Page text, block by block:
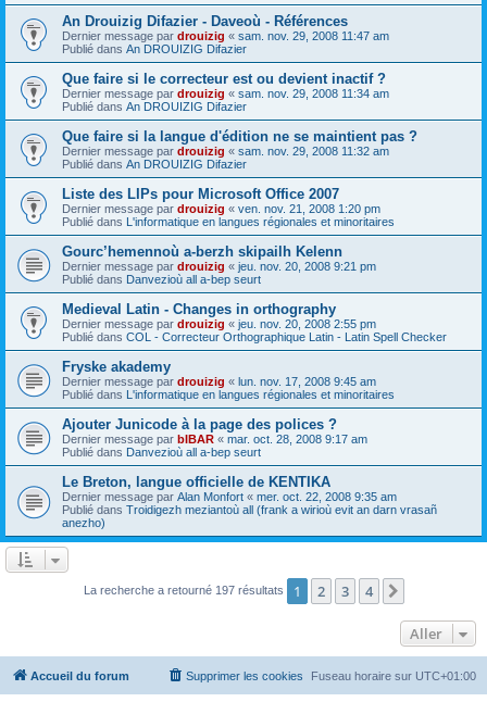
An Drouizig Difazier - Daveoù - Références
Dernier message par drouizig « sam. nov. 29, 2008 11:47 am
Publié dans An DROUIZIG Difazier
Que faire si le correcteur est ou devient inactif ?
Dernier message par drouizig « sam. nov. 29, 2008 11:34 am
Publié dans An DROUIZIG Difazier
Que faire si la langue d'édition ne se maintient pas ?
Dernier message par drouizig « sam. nov. 29, 2008 11:32 am
Publié dans An DROUIZIG Difazier
Liste des LIPs pour Microsoft Office 2007
Dernier message par drouizig « ven. nov. 21, 2008 1:20 pm
Publié dans L'informatique en langues régionales et minoritaires
Gourc’hemennoù a-berzh skipailh Kelenn
Dernier message par drouizig « jeu. nov. 20, 2008 9:21 pm
Publié dans Danvezioù all a-bep seurt
Medieval Latin - Changes in orthography
Dernier message par drouizig « jeu. nov. 20, 2008 2:55 pm
Publié dans COL - Correcteur Orthographique Latin - Latin Spell Checker
Fryske akademy
Dernier message par drouizig « lun. nov. 17, 2008 9:45 am
Publié dans L'informatique en langues régionales et minoritaires
Ajouter Junicode à la page des polices ?
Dernier message par bIBAR « mar. oct. 28, 2008 9:17 am
Publié dans Danvezioù all a-bep seurt
Le Breton, langue officielle de KENTIKA
Dernier message par Alan Monfort « mer. oct. 22, 2008 9:35 am
Publié dans Troidigezh meziantoù all (frank a wirioù evit an darn vrasañ
anezho)
La recherche a retourné 197 résultats 1 2 3 4
Aller
Accueil du forum Fuseau horaire sur UTC+01:00
Supprimer les cookies